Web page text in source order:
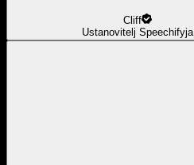
Cliff
Ustanovitelj Speechifyja